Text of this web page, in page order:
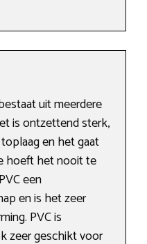
uit meerdere
is ontzettend sterk,
en het gaat
hoeft het nooit te
een
en is het zeer
PVC is
zeer geschikt voor